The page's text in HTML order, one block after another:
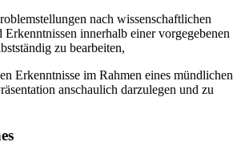
nach wissenschaftlichen
Erkenntnissen innerhalb einer vorgegebenen
zu bearbeiten,
Erkenntnisse im Rahmen eines mündlichen
anschaulich darzulegen und zu